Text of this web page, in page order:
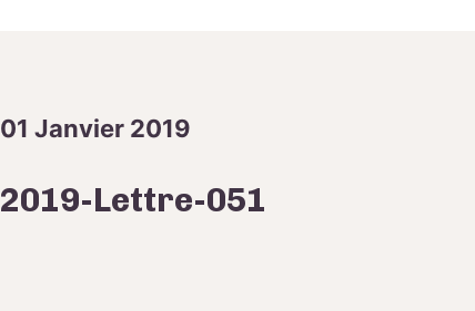
01 Janvier 2019
2019-Lettre-051